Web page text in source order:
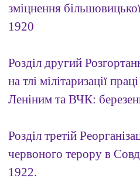
зміцнення
1920
Розділ другий
на тлі мілітаризації
Леніним та ВЧК:
Розділ третій
червоного терору в
1922.